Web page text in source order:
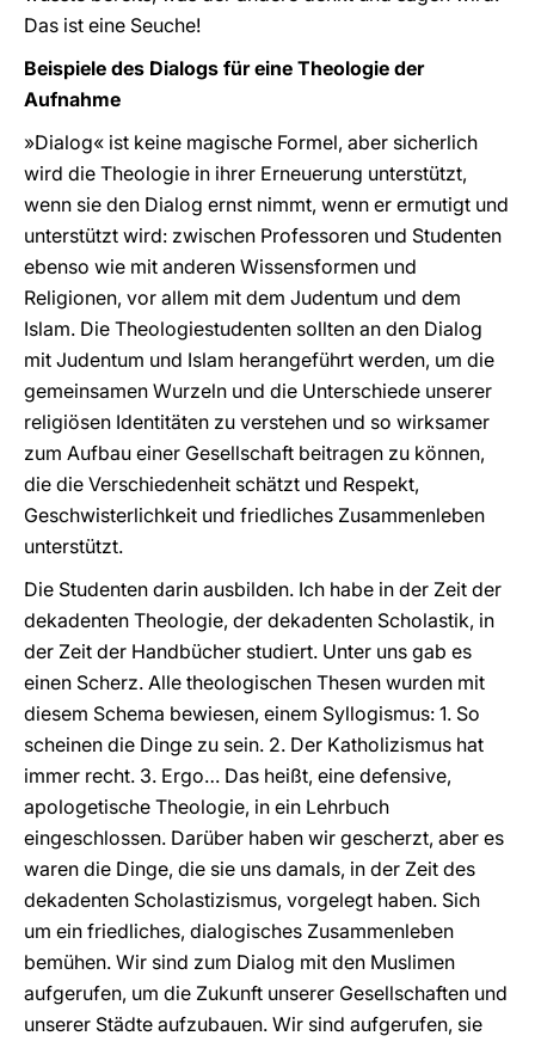
Das ist eine Seuche!
Beispiele des Dialogs für eine Theologie der
Aufnahme
»Dialog« ist keine magische Formel, aber sicherlich
wird die Theologie in ihrer Erneuerung unterstützt,
wenn sie den Dialog ernst nimmt, wenn er ermutigt und
unterstützt wird: zwischen Professoren und Studenten
ebenso wie mit anderen Wissensformen und
Religionen, vor allem mit dem Judentum und dem
Islam. Die Theologiestudenten sollten an den Dialog
mit Judentum und Islam herangeführt werden, um die
gemeinsamen Wurzeln und die Unterschiede unserer
religiösen Identitäten zu verstehen und so wirksamer
zum Aufbau einer Gesellschaft beitragen zu können,
die die Verschiedenheit schätzt und Respekt,
Geschwisterlichkeit und friedliches Zusammenleben
unterstützt.
Die Studenten darin ausbilden. Ich habe in der Zeit der
dekadenten Theologie, der dekadenten Scholastik, in
der Zeit der Handbücher studiert. Unter uns gab es
einen Scherz. Alle theologischen Thesen wurden mit
diesem Schema bewiesen, einem Syllogismus: 1. So
scheinen die Dinge zu sein. 2. Der Katholizismus hat
immer recht. 3. Ergo… Das heißt, eine defensive,
apologetische Theologie, in ein Lehrbuch
eingeschlossen. Darüber haben wir gescherzt, aber es
waren die Dinge, die sie uns damals, in der Zeit des
dekadenten Scholastizismus, vorgelegt haben. Sich
um ein friedliches, dialogisches Zusammenleben
bemühen. Wir sind zum Dialog mit den Muslimen
aufgerufen, um die Zukunft unserer Gesellschaften und
unserer Städte aufzubauen. Wir sind aufgerufen, sie